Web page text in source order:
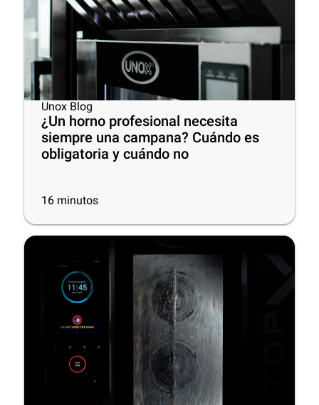
Unox Blog
¿Un horno profesional necesita
siempre una campana? Cuándo es
obligatoria y cuándo no
16 minutos